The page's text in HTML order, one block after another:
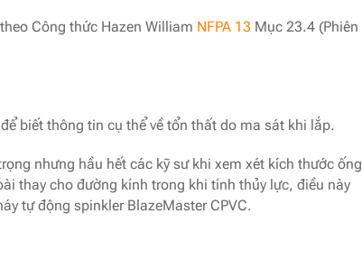
Công thức Hazen William NFPA 13 Mục 23.4 (Phiên
biết thông tin cụ thể về tổn thất do ma sát khi lắp.
nhưng hầu hết các kỹ sư khi xem xét kích thước ống
thay cho đường kính trong khi tính thủy lực, điều này
tự động spinkler BlazeMaster CPVC.